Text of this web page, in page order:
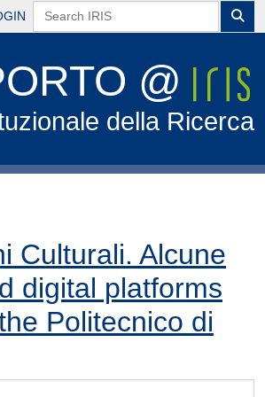
@
della Ricerca
Culturali. Alcune
digital platforms
Politecnico di